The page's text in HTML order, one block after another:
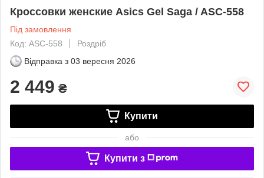
Кроссовки женские Asics Gel Saga / ASC-558
Під замовлення
Код: ASC-558
Роздріб
Відправка з 03 вересня 2026
2 449 ₴
Купити
або
Купити з